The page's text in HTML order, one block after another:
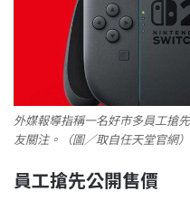
外媒報導指稱一名好市多員工搶
友關注。（圖／取自任天堂官網）
員工搶先公開售價